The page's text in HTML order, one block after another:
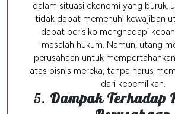
dalam situasi ekonomi yang buruk.
tidak dapat memenuhi kewajiban
dapat berisiko menghadapi
masalah hukum. Namun, utang
perusahaan untuk
atas bisnis mereka, tanpa harus
dari kepemilikan.
5. Dampak Terhadap